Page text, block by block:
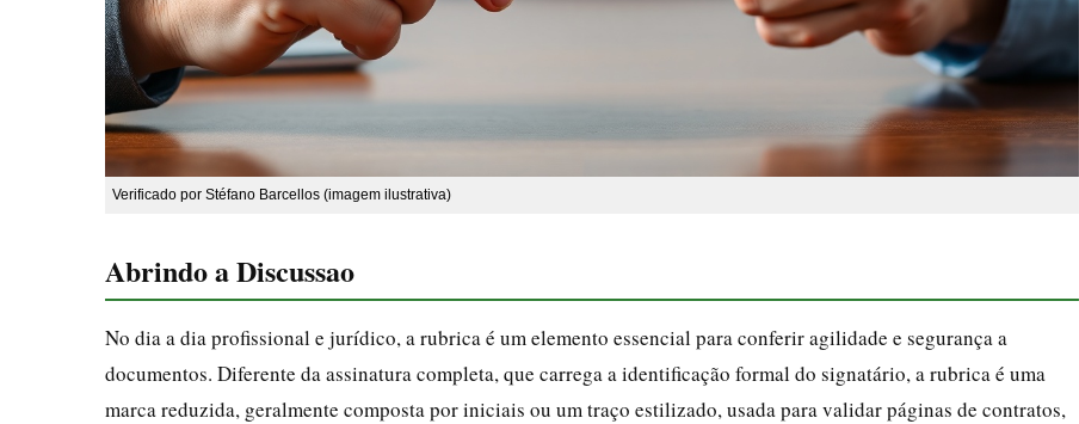
Verificado por Stéfano Barcellos (imagem ilustrativa)
Abrindo a Discussao
No dia a dia profissional e jurídico, a rubrica é um elemento essencial para conferir agilidade e segurança a
documentos. Diferente da assinatura completa, que carrega a identificação formal do signatário, a rubrica é uma
marca reduzida, geralmente composta por iniciais ou um traço estilizado, usada para validar páginas de contratos,